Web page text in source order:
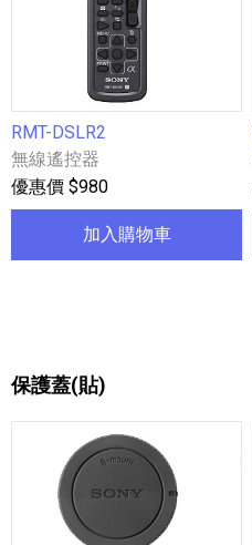
RMT-DSLR2
無線遙控器
優惠價 $980
加入購物車
保護蓋(貼)